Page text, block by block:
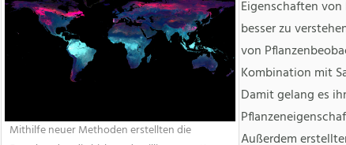
Mithilfe neuer Methoden erstellten die
Eigenschaften
besser zu
von
Kombination mit
Damit gelang es
Außerdem